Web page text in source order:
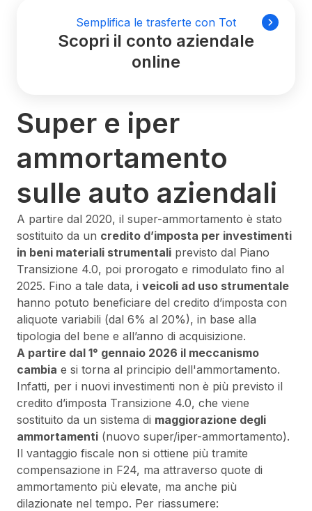
Semplifica le trasferte con Tot
Scopri il conto aziendale
online
Super e iper
ammortamento
sulle auto aziendali
A partire dal 2020, il super-ammortamento è stato
sostituito da un credito d’imposta per investimenti
in beni materiali strumentali previsto dal Piano
Transizione 4.0, poi prorogato e rimodulato fino al
2025. Fino a tale data, i veicoli ad uso strumentale
hanno potuto beneficiare del credito d’imposta con
aliquote variabili (dal 6% al 20%), in base alla
tipologia del bene e all’anno di acquisizione.
A partire dal 1° gennaio 2026 il meccanismo
cambia e si torna al principio dell'ammortamento.
Infatti, per i nuovi investimenti non è più previsto il
credito d’imposta Transizione 4.0, che viene
sostituito da un sistema di maggiorazione degli
ammortamenti (nuovo super/iper-ammortamento).
Il vantaggio fiscale non si ottiene più tramite
compensazione in F24, ma attraverso quote di
ammortamento più elevate, ma anche più
dilazionate nel tempo. Per riassumere: